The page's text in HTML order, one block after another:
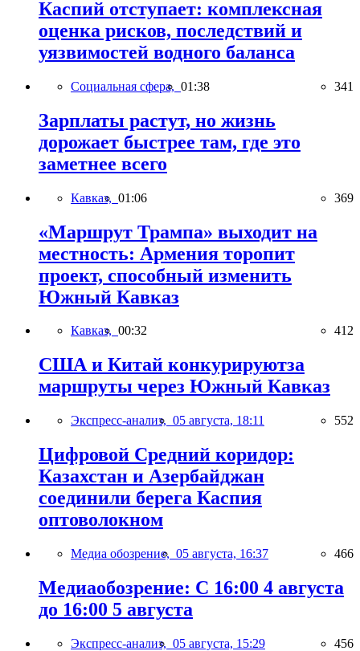
Каспий отступает: комплексная
оценка рисков, последствий и
уязвимостей водного баланса
Социальная сфера, 01:38 341
Зарплаты растут, но жизнь
дорожает быстрее там, где это
заметнее всего
Кавказ, 01:06 369
«Маршрут Трампа» выходит на
местность: Армения торопит
проект, способный изменить
Южный Кавказ
Кавказ, 00:32 412
США и Китай конкурируютза
маршруты через Южный Кавказ
Экспресс-анализ, 05 августа, 18:11 552
Цифровой Средний коридор:
Казахстан и Азербайджан
соединили берега Каспия
оптоволокном
Медиа обозрение, 05 августа, 16:37 466
Медиаобозрение: С 16:00 4 августа
до 16:00 5 августа
Экспресс-анализ, 05 августа, 15:29 456